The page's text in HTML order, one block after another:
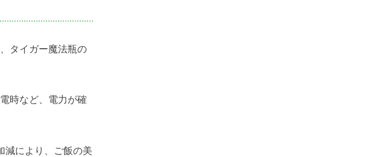
タイガー魔法瓶の
時など、電力が確
減により、ご飯の美